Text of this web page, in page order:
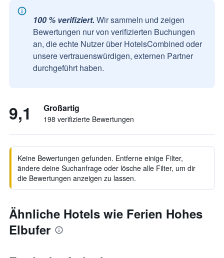
100 % verifiziert. Wir sammeln und zeigen
Bewertungen nur von verifizierten Buchungen
an, die echte Nutzer über HotelsCombined oder
unsere vertrauenswürdigen, externen Partner
durchgeführt haben.
9,1 Großartig
198 verifizierte Bewertungen
Keine Bewertungen gefunden. Entferne einige Filter,
ändere deine Suchanfrage oder lösche alle Filter, um dir
die Bewertungen anzeigen zu lassen.
Ähnliche Hotels wie Ferien Hohes
Elbufer